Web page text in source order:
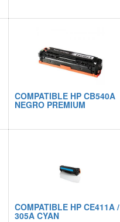
COMPATIBLE HP CB540A
NEGRO PREMIUM
COMPATIBLE HP CE411A /
305A CYAN